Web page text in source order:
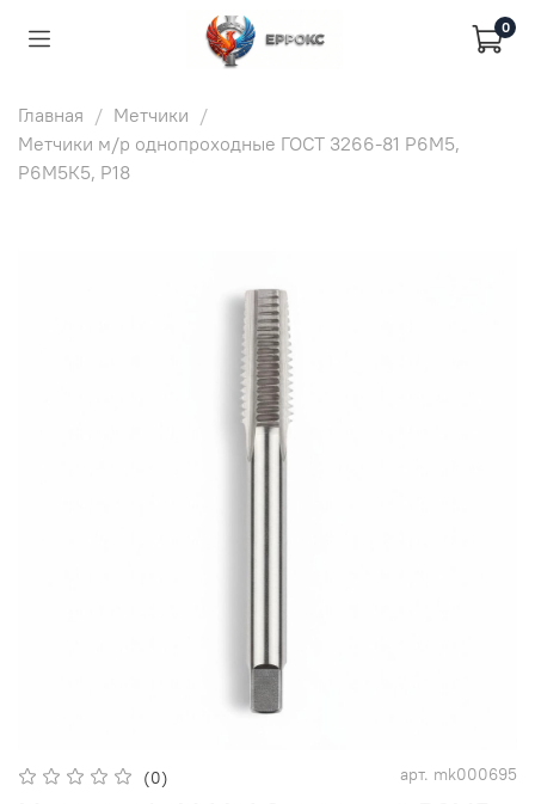
0
Главная
Метчики
Метчики м/р однопроходные ГОСТ 3266-81 Р6М5,
Р6М5К5, Р18
(0) арт. mk000695